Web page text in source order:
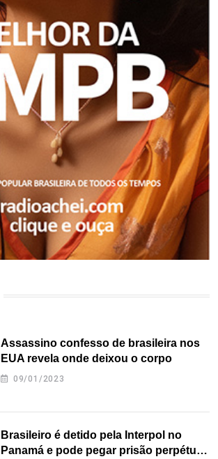
Assassino confesso de brasileira nos
EUA revela onde deixou o corpo
09/01/2023
Brasileiro é detido pela Interpol no
Panamá e pode pegar prisão perpétua